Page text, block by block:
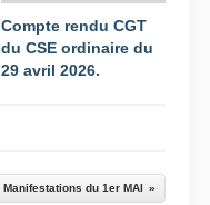
Compte rendu CGT
du CSE ordinaire du
29 avril 2026.
Manifestations du 1er MAI